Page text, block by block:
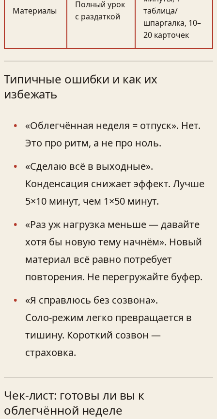
Материалы
Полный урок
с раздаткой
таблица/
шпаргалка, 10–
20 карточек
Типичные ошибки и как их
избежать
«Облегчённая неделя = отпуск». Нет.
Это про ритм, а не про ноль.
«Сделаю всё в выходные».
Конденсация снижает эффект. Лучше
5×10 минут, чем 1×50 минут.
«Раз уж нагрузка меньше — давайте
хотя бы новую тему начнём». Новый
материал всё равно потребует
повторения. Не перегружайте буфер.
«Я справлюсь без созвона».
Соло‑режим легко превращается в
тишину. Короткий созвон —
страховка.
Чек‑лист: готовы ли вы к
облегчённой неделе